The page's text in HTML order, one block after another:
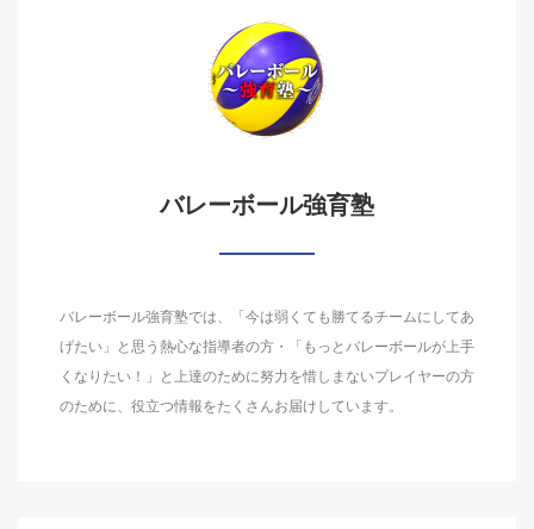
バレーボール強育塾
バレーボール強育塾では、「今は弱くても勝てるチームにしてあ
げたい」と思う熱心な指導者の方・「もっとバレーボールが上手
くなりたい！」と上達のために努力を惜しまないプレイヤーの方
のために、役立つ情報をたくさんお届けしています。